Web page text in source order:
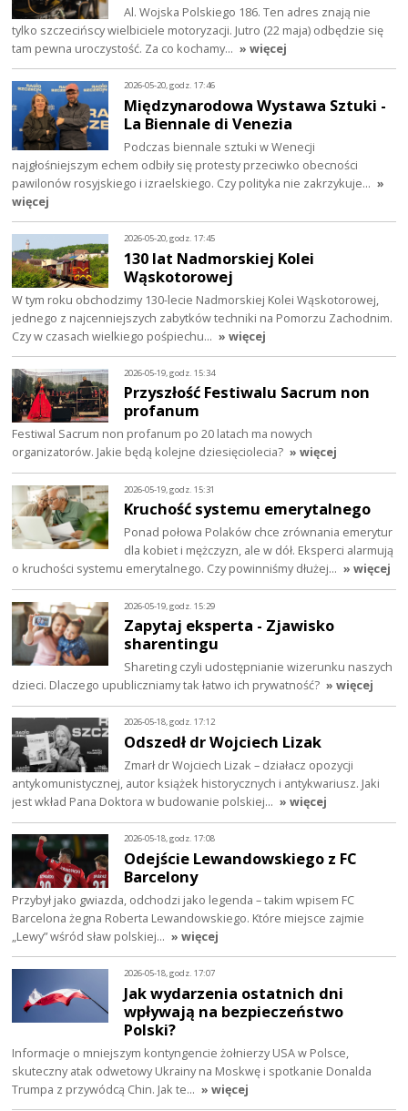
Al. Wojska Polskiego 186. Ten adres znają nie
tylko szczecińscy wielbiciele motoryzacji. Jutro (22 maja) odbędzie się
tam pewna uroczystość. Za co kochamy… » więcej
2026-05-20, godz. 17:46
Międzynarodowa Wystawa Sztuki -
La Biennale di Venezia
Podczas biennale sztuki w Wenecji
najgłośniejszym echem odbiły się protesty przeciwko obecności
pawilonów rosyjskiego i izraelskiego. Czy polityka nie zakrzykuje… »
więcej
2026-05-20, godz. 17:45
130 lat Nadmorskiej Kolei
Wąskotorowej
W tym roku obchodzimy 130-lecie Nadmorskiej Kolei Wąskotorowej,
jednego z najcenniejszych zabytków techniki na Pomorzu Zachodnim.
Czy w czasach wielkiego pośpiechu… » więcej
2026-05-19, godz. 15:34
Przyszłość Festiwalu Sacrum non
profanum
Festiwal Sacrum non profanum po 20 latach ma nowych
organizatorów. Jakie będą kolejne dziesięciolecia? » więcej
2026-05-19, godz. 15:31
Kruchość systemu emerytalnego
Ponad połowa Polaków chce zrównania emerytur
dla kobiet i mężczyzn, ale w dół. Eksperci alarmują
o kruchości systemu emerytalnego. Czy powinniśmy dłużej… » więcej
2026-05-19, godz. 15:29
Zapytaj eksperta - Zjawisko
sharentingu
Shareting czyli udostępnianie wizerunku naszych
dzieci. Dlaczego upubliczniamy tak łatwo ich prywatność? » więcej
2026-05-18, godz. 17:12
Odszedł dr Wojciech Lizak
Zmarł dr Wojciech Lizak – działacz opozycji
antykomunistycznej, autor książek historycznych i antykwariusz. Jaki
jest wkład Pana Doktora w budowanie polskiej… » więcej
2026-05-18, godz. 17:08
Odejście Lewandowskiego z FC
Barcelony
Przybył jako gwiazda, odchodzi jako legenda – takim wpisem FC
Barcelona żegna Roberta Lewandowskiego. Które miejsce zajmie
„Lewy” wśród sław polskiej… » więcej
2026-05-18, godz. 17:07
Jak wydarzenia ostatnich dni
wpływają na bezpieczeństwo
Polski?
Informacje o mniejszym kontyngencie żołnierzy USA w Polsce,
skuteczny atak odwetowy Ukrainy na Moskwę i spotkanie Donalda
Trumpa z przywódcą Chin. Jak te… » więcej